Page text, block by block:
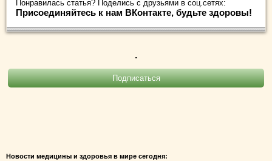
Понравилась статья? Поделись с друзьями в соц.сетях:
Присоединяйтесь к нам ВКонтакте, будьте здоровы!
.
Новости медицины и здоровья в мире сегодня: